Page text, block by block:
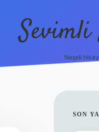
Neşeli
SON